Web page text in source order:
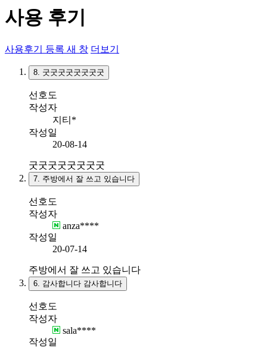
사용 후기
사용후기 등록 새 창 더보기
8. 굿굿굿굿굿굿굿굿
선호도
작성자
지티*
작성일
20-08-14
굿굿굿굿굿굿굿굿
7. 주방에서 잘 쓰고 있습니다
선호도
작성자
anza****
작성일
20-07-14
주방에서 잘 쓰고 있습니다
6. 감사합니다 감사합니다
선호도
작성자
sala****
작성일